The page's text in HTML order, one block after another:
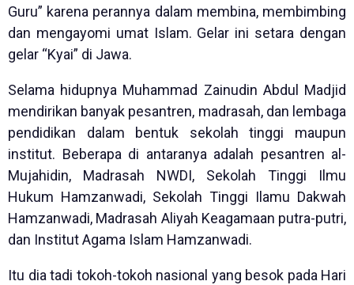
Guru” karena perannya dalam membina, membimbing
dan mengayomi umat Islam. Gelar ini setara dengan
gelar “Kyai” di Jawa.
Selama hidupnya Muhammad Zainudin Abdul Madjid
mendirikan banyak pesantren, madrasah, dan lembaga
pendidikan dalam bentuk sekolah tinggi maupun
institut. Beberapa di antaranya adalah pesantren al-
Mujahidin, Madrasah NWDI, Sekolah Tinggi Ilmu
Hukum Hamzanwadi, Sekolah Tinggi Ilamu Dakwah
Hamzanwadi, Madrasah Aliyah Keagamaan putra-putri,
dan Institut Agama Islam Hamzanwadi.
Itu dia tadi tokoh-tokoh nasional yang besok pada Hari